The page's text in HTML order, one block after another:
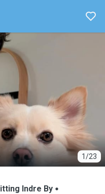
1/23
Indre By